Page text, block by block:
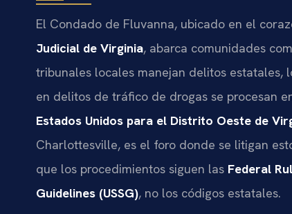
El Condado de Fluvanna, ubicado en el
Judicial de Virginia, abarca comunidades
tribunales locales manejan delitos estatales,
en delitos de tráfico de drogas se procesan
Estados Unidos para el Distrito Oeste de
Charlottesville, es el foro donde se litigan
que los procedimientos siguen las Federal
Guidelines (USSG), no los códigos estatales.